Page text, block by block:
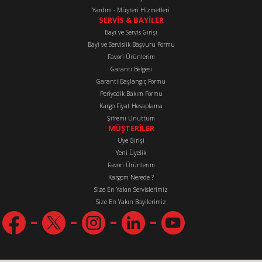
Gönder
Yardım - Müşteri Hizmetleri
SERVİS & BAYİLER
Bayi ve Servis Girişi
Bayi ve Servislik Başvuru Formu
Favori Ürünlerim
Garanti Belgesi
Garanti Başlangıç Formu
Periyodik Bakım Formu
Kargo Fiyat Hesaplama
Şifremi Unuttum
MÜŞTERİLER
Üye Girişi
Yeni Üyelik
Favori Ürünlerim
Kargom Nerede ?
Size En Yakın Servislerimiz
Size En Yakın Bayilerimiz